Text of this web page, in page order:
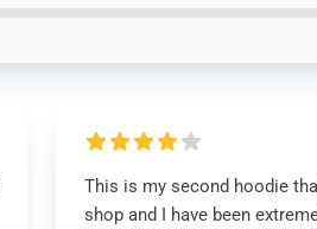
This is my second hoodie
shop and I have been